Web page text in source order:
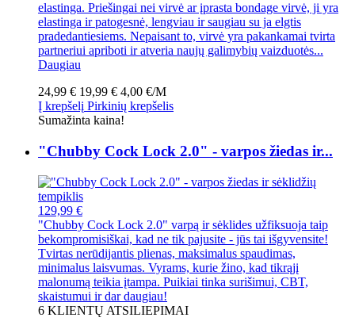
elastinga. Priešingai nei virvė ar įprasta bondage virvė, ji yra
elastinga ir patogesnė, lengviau ir saugiau su ja elgtis
pradedantiesiems. Nepaisant to, virvė yra pakankamai tvirta
partneriui apriboti ir atveria naujų galimybių vaizduotės...
Daugiau
24,99 € 19,99 € 4,00 €/M
Į krepšelį Pirkinių krepšelis
Sumažinta kaina!
"Chubby Cock Lock 2.0" - varpos žiedas ir...
129,99 €
"Chubby Cock Lock 2.0" varpą ir sėklides užfiksuoja taip
bekompromisiškai, kad ne tik pajusite - jūs tai išgyvensite!
Tvirtas nerūdijantis plienas, maksimalus spaudimas,
minimalus laisvumas. Vyrams, kurie žino, kad tikrąjį
malonumą teikia įtampa. Puikiai tinka surišimui, CBT,
skaistumui ir dar daugiau!
6 KLIENTŲ ATSILIEPIMAI